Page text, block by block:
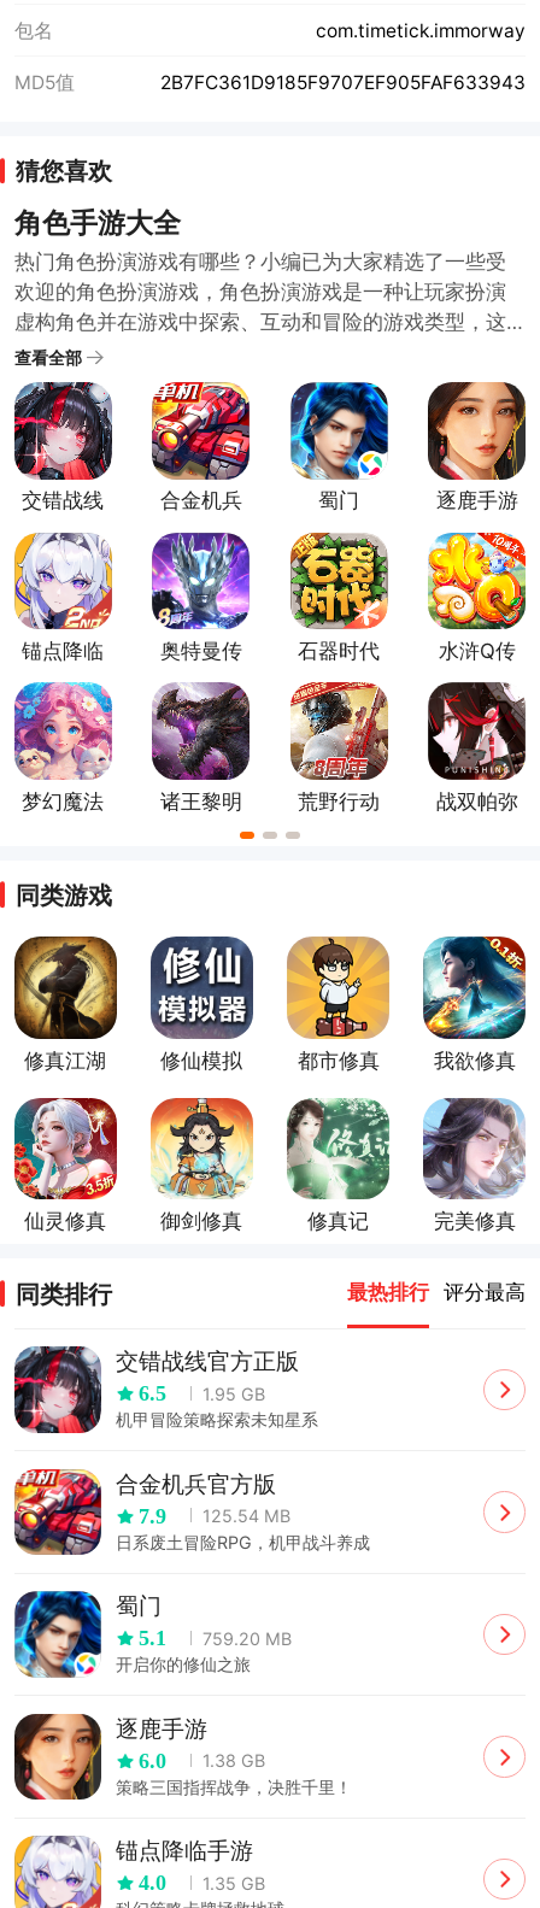
包名 com.timetick.immorway
MD5值 2B7FC361D9185F9707EF905FAF633943
猜您喜欢
角色手游大全
热门角色扮演游戏有哪些？小编已为大家精选了一些受
欢迎的角色扮演游戏，角色扮演游戏是一种让玩家扮演
虚构角色并在游戏中探索、互动和冒险的游戏类型，这
些游戏通常拥有深入的剧情和复杂的角色发展系统，给
玩家带来身临其境的沉浸式体验，如果你对角色扮演游
戏感兴趣，下面这些游戏值得一试！快来挑选一个开始
你的冒险之旅吧！
查看全部
交错战线
官方正版
合金机兵
官方版
蜀门 逐鹿手游
锚点降临
手游
奥特曼传
奇英雄官
方版
石器时代
觉醒最新
版
水浒Q传
手游
梦幻魔法
诸王黎明
官方正版
荒野行动
正版手游
战双帕弥
同类游戏
修真江湖
修仙模拟
真
都市修真
我欲修真
仙灵修真
御剑修真
修真记 完美修真
同类排行 最热排行 评分最高
交错战线官方正版
6.5
1.95 GB
机甲冒险策略探索未知星系
合金机兵官方版
7.9
125.54 MB
日系废土冒险RPG，机甲战斗养成
蜀门
5.1
759.20 MB
开启你的修仙之旅
逐鹿手游
6.0
1.38 GB
策略三国指挥战争，决胜千里！
锚点降临手游
4.0
1.35 GB